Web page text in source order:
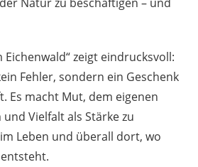
Eichenwald“ zeigt eindrucksvoll:
Fehler, sondern ein Geschenk
Es macht Mut, dem eigenen
Vielfalt als Stärke zu
Leben und überall dort, wo